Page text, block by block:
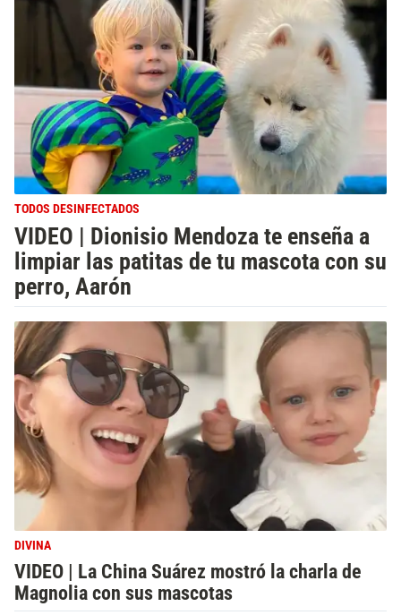
TODOS DESINFECTADOS
VIDEO | Dionisio Mendoza te enseña a
limpiar las patitas de tu mascota con su
perro, Aarón
DIVINA
VIDEO | La China Suárez mostró la charla de
Magnolia con sus mascotas